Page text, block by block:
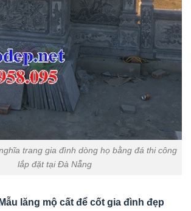
trang gia đình dòng họ bằng đá thi công
lắp đặt tại Đà Nẵng
lăng mộ cất để cốt gia đình đẹp